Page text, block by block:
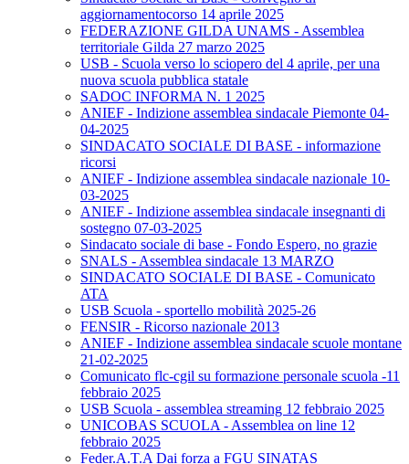
aggiornamentocorso 14 aprile 2025
FEDERAZIONE GILDA UNAMS - Assemblea
territoriale Gilda 27 marzo 2025
USB - Scuola verso lo sciopero del 4 aprile, per una
nuova scuola pubblica statale
SADOC INFORMA N. 1 2025
ANIEF - Indizione assemblea sindacale Piemonte 04-
04-2025
SINDACATO SOCIALE DI BASE - informazione
ricorsi
ANIEF - Indizione assemblea sindacale nazionale 10-
03-2025
ANIEF - Indizione assemblea sindacale insegnanti di
sostegno 07-03-2025
Sindacato sociale di base - Fondo Espero, no grazie
SNALS - Assemblea sindacale 13 MARZO
SINDACATO SOCIALE DI BASE - Comunicato
ATA
USB Scuola - sportello mobilità 2025-26
FENSIR - Ricorso nazionale 2013
ANIEF - Indizione assemblea sindacale scuole montane
21-02-2025
Comunicato flc-cgil su formazione personale scuola -11
febbraio 2025
USB Scuola - assemblea streaming 12 febbraio 2025
UNICOBAS SCUOLA - Assemblea on line 12
febbraio 2025
Feder.A.T.A Dai forza a FGU SINATAS